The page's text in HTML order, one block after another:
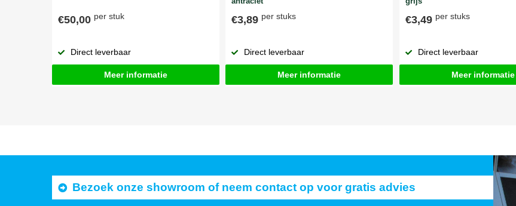
€50,00 per stuk
Direct leverbaar
Meer informatie
€3,89 per stuks
Direct leverbaar
Meer informatie
€3,49 per stuks
Direct leverbaar
Meer informatie
Bezoek onze showroom of neem contact op voor gratis advies